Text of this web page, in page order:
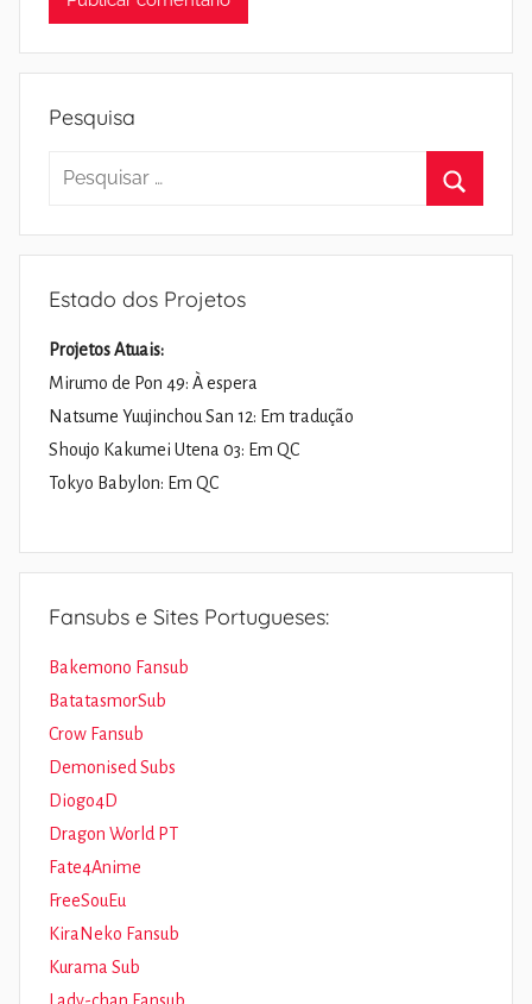
Pesquisa
Pesquisar
Estado dos Projetos
Projetos Atuais:
Mirumo de Pon 49: À espera
Natsume Yuujinchou San 12: Em tradução
Shoujo Kakumei Utena 03: Em QC
Tokyo Babylon: Em QC
Fansubs e Sites Portugueses:
Bakemono Fansub
BatatasmorSub
Crow Fansub
Demonised Subs
Diogo4D
Dragon World PT
Fate4Anime
FreeSouEu
KiraNeko Fansub
Kurama Sub